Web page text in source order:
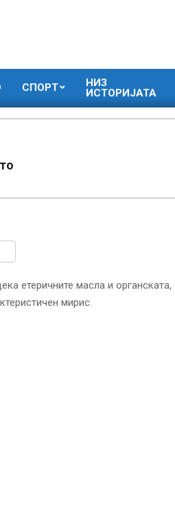
СПОРТ
НИЗ
ИСТОРИЈАТА
етеричните масла и органската,
мирис.